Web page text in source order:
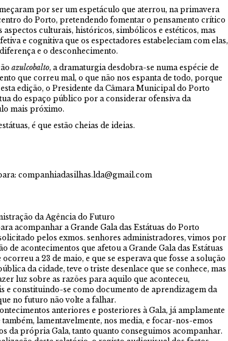
por ser um espetáculo que aterrou, na primavera
do Porto, pretendendo fomentar o pensamento crítico
aspectos culturais, históricos, simbólicos e estéticos, mas
e cognitiva que os espectadores estabeleciam com elas,
e o desconhecimento.
azulcobalto, a dramaturgia desdobra-se numa espécie de
que correu mal, o que não nos espanta de todo, porque
edição, o Presidente da Câmara Municipal do Porto
do espaço público por a considerar ofensiva da
mais próximo.
é que estão cheias de ideias.
companhiadasilhas.lda@gmail.com
da Agência do Futuro
acompanhar a Grande Gala das Estátuas do Porto
pelos exmos. senhores administradores, vimos por
de acontecimentos que afetou a Grande Gala das Estátuas
a 23 de maio, e que se esperava que fosse a solução
da cidade, teve o triste desenlace que se conhece, mas
luz sobre as razões para aquilo que aconteceu,
e constituindo-se como documento de aprendizagem da
no futuro não volte a falhar.
anteriores e posteriores à Gala, já amplamente
lamentavelmente, nos media, e focar-nos-emos
da própria Gala, tanto quanto conseguimos acompanhar.